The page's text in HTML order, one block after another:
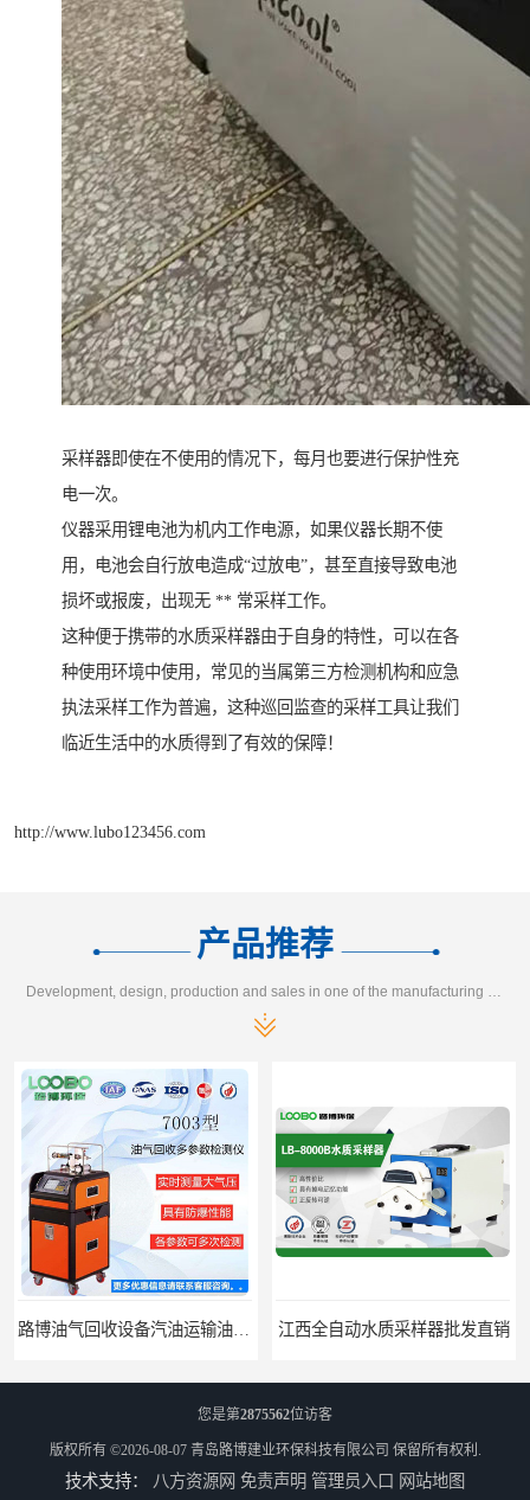
采样器即使在不使用的情况下，每月也要进行保护性充
电一次。
仪器采用锂电池为机内工作电源，如果仪器长期不使
用，电池会自行放电造成“过放电”，甚至直接导致电池
损坏或报废，出现无 ** 常采样工作。
这种便于携带的水质采样器由于自身的特性，可以在各
种使用环境中使用，常见的当属第三方检测机构和应急
执法采样工作为普遍，这种巡回监查的采样工具让我们
临近生活中的水质得到了有效的保障！
http://www.lubo123456.com
产品推荐
江西全自动水质采样器批发直销 河南水质采样仪器设备
您是第2875562位访客
版权所有 ©2026-08-07 青岛路博建业环保科技有限公司 保留所有权利.
技术支持： 八方资源网 免责声明 管理员入口 网站地图